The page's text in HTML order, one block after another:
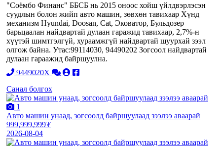
"Соёмбо Финанс" ББСБ нь 2015 оноос хойш үйлдвэрлэсэн
суудлын болон жийп авто машин, зөвхөн тавихаар Хүнд
механизм Hyundai, Doosan, Cat, Эковатор, Бульдозер
барьцаалан найдвартай дулаан гаражид тавихаар, 2,7%-н
хүүтэй шимтгэлгүй, хураамжгүй найдвартай шуурхай зээл
олгож байна. Утас:99114030, 94490202 Зогсоол найдвартай
дулаан гараажид байршуулна.
9449020X
Санал болгох
1
Авто машин унаад, зогсоолд байршуулаад зээлээ аваарай
999,999,999₮
2026-08-04